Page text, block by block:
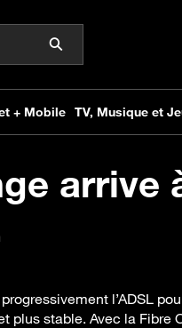
arrive
l’ADSL
plus stable. Avec la Fibre